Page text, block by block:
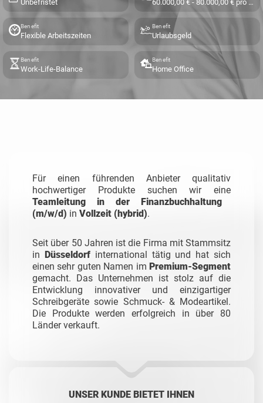
Unbefristet 60.000,00 € - 80.000,00 € pro Jahr
Benefit
Flexible Arbeitszeiten
Benefit
Urlaubsgeld
Benefit
Work-Life-Balance
Benefit
Home Office
Für einen führenden Anbieter qualitativ
hochwertiger Produkte suchen wir eine
Teamleitung in der Finanzbuchhaltung
(m/w/d) in Vollzeit (hybrid).
Seit über 50 Jahren ist die Firma mit Stammsitz
in Düsseldorf international tätig und hat sich
einen sehr guten Namen im Premium-Segment
gemacht. Das Unternehmen ist stolz auf die
Entwicklung innovativer und einzigartiger
Schreibgeräte sowie Schmuck- & Modeartikel.
Die Produkte werden erfolgreich in über 80
Länder verkauft.
UNSER KUNDE BIETET IHNEN